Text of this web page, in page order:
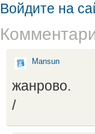
Войдите на
Mansun
жанрово.
/